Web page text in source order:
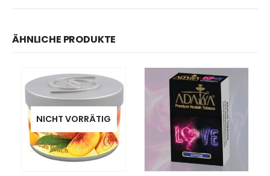
ÄHNLICHE PRODUKTE
NICHT VORRÄTIG